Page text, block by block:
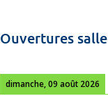
Ouvertures salle
dimanche, 09 août 2026